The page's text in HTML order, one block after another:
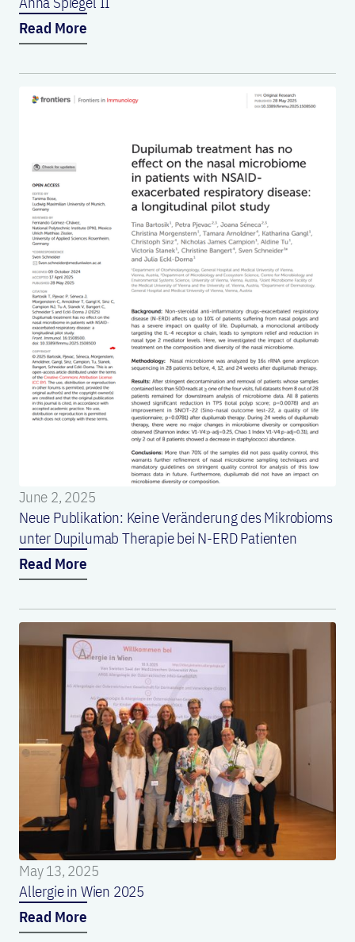
Read More
June 2, 2025
Neue Publikation: Keine Veränderung des Mikrobioms
unter Dupilumab Therapie bei N-ERD Patienten
Read More
May 13, 2025
Allergie in Wien 2025
Read More